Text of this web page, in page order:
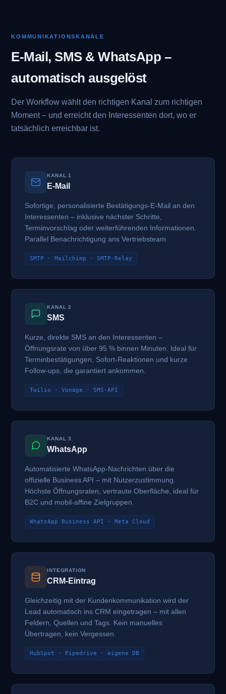
KOMMUNIKATIONSKANÄLE
E-Mail, SMS & WhatsApp –
automatisch ausgelöst
Der Workflow wählt den richtigen Kanal zum richtigen
Moment – und erreicht den Interessenten dort, wo er
tatsächlich erreichbar ist.
KANAL 1
E-Mail
Sofortige, personalisierte Bestätigungs-E-Mail an den
Interessenten – inklusive nächster Schritte,
Terminvorschlag oder weiterführenden Informationen.
Parallel Benachrichtigung ans Vertriebsteam.
SMTP · Mailchimp · SMTP-Relay
KANAL 2
SMS
Kurze, direkte SMS an den Interessenten –
Öffnungsrate von über 95 % binnen Minuten. Ideal für
Terminbestätigungen, Sofort-Reaktionen und kurze
Follow-ups, die garantiert ankommen.
Twilio · Vonage · SMS-API
KANAL 3
WhatsApp
Automatisierte WhatsApp-Nachrichten über die
offizielle Business API – mit Nutzerzustimmung.
Höchste Öffnungsraten, vertraute Oberfläche, ideal für
B2C und mobil-affine Zielgruppen.
WhatsApp Business API · Meta Cloud
INTEGRATION
CRM-Eintrag
Gleichzeitig mit der Kundenkommunikation wird der
Lead automatisch ins CRM eingetragen – mit allen
Feldern, Quellen und Tags. Kein manuelles
Übertragen, kein Vergessen.
HubSpot · Pipedrive · eigene DB